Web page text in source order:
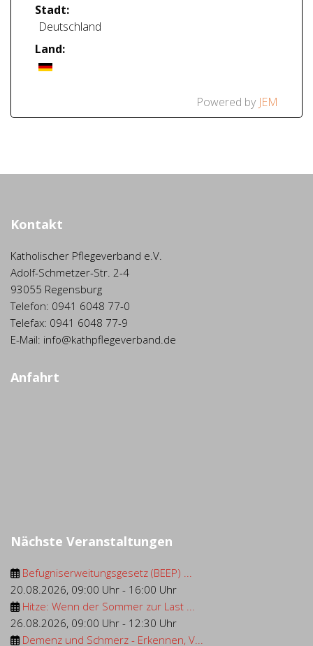
Stadt:
Deutschland
Land:
Powered by JEM
Kontakt
Katholischer Pflegeverband e.V.
Adolf-Schmetzer-Str. 2-4
93055 Regensburg
Telefon: 0941 6048 77-0
Telefax: 0941 6048 77-9
E-Mail: info@kathpflegeverband.de
Anfahrt
Nächste Veranstaltungen
Befugniserweitungsgesetz (BEEP) ...
20.08.2026, 09:00 Uhr - 16:00 Uhr
Hitze: Wenn der Sommer zur Last ...
26.08.2026, 09:00 Uhr - 12:30 Uhr
Demenz und Schmerz - Erkennen, V...